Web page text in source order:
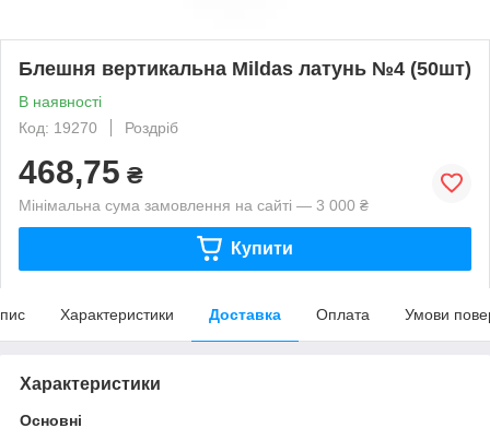
Блешня вертикальна Mildas латунь №4 (50шт)
В наявності
Код: 19270
Роздріб
468,75 ₴
Мінімальна сума замовлення на сайті — 3 000 ₴
Купити
Характеристики Доставка Оплата Умови
Характеристики
Основні